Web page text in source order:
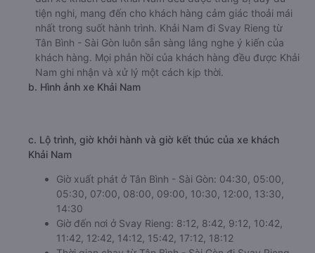
🚌 4. Xe Khải Nam khởi hành tại 363 Hùng Vương
(Văn phòng Khải Nam (Hồ Chí Minh))
a. Giới thiệu xe Khải Nam
Khải Nam từ lâu đã gây ấn tượng với khá nhiều du khách
tiện nghi, mang đến cho khách hàng cảm giác thoải mái
nhất trong suốt hành trình. Khải Nam đi Svay Rieng từ
khách hàng. Mọi phản hồi của khách hàng đều được Khải
Nam ghi nhận và xử lý một cách kịp thời.
b. Hình ảnh xe Khải Nam